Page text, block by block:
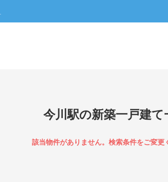
今川駅の新築一戸建て
該当物件がありません。検索条件をご変更